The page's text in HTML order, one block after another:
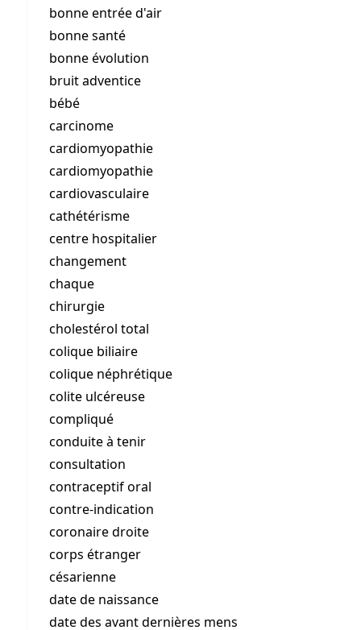
bonne entrée d'air
bonne santé
bonne évolution
bruit adventice
bébé
carcinome
cardiomyopathie
cardiomyopathie
cardiovasculaire
cathétérisme
centre hospitalier
changement
chaque
chirurgie
cholestérol total
colique biliaire
colique néphrétique
colite ulcéreuse
compliqué
conduite à tenir
consultation
contraceptif oral
contre-indication
coronaire droite
corps étranger
césarienne
date de naissance
date des avant dernières mens